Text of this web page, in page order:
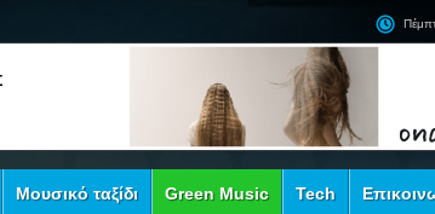
Μουσικό ταξίδι Green Music Tech